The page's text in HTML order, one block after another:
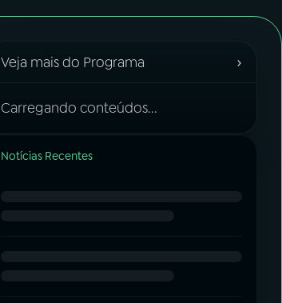
Veja mais do Programa ›
Carregando conteúdos...
Notícias Recentes